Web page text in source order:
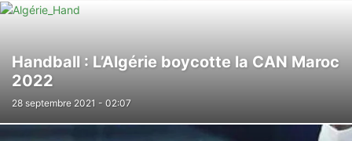
Handball : L’Algérie boycotte la CAN Maroc
2022
28 septembre 2021 - 02:07